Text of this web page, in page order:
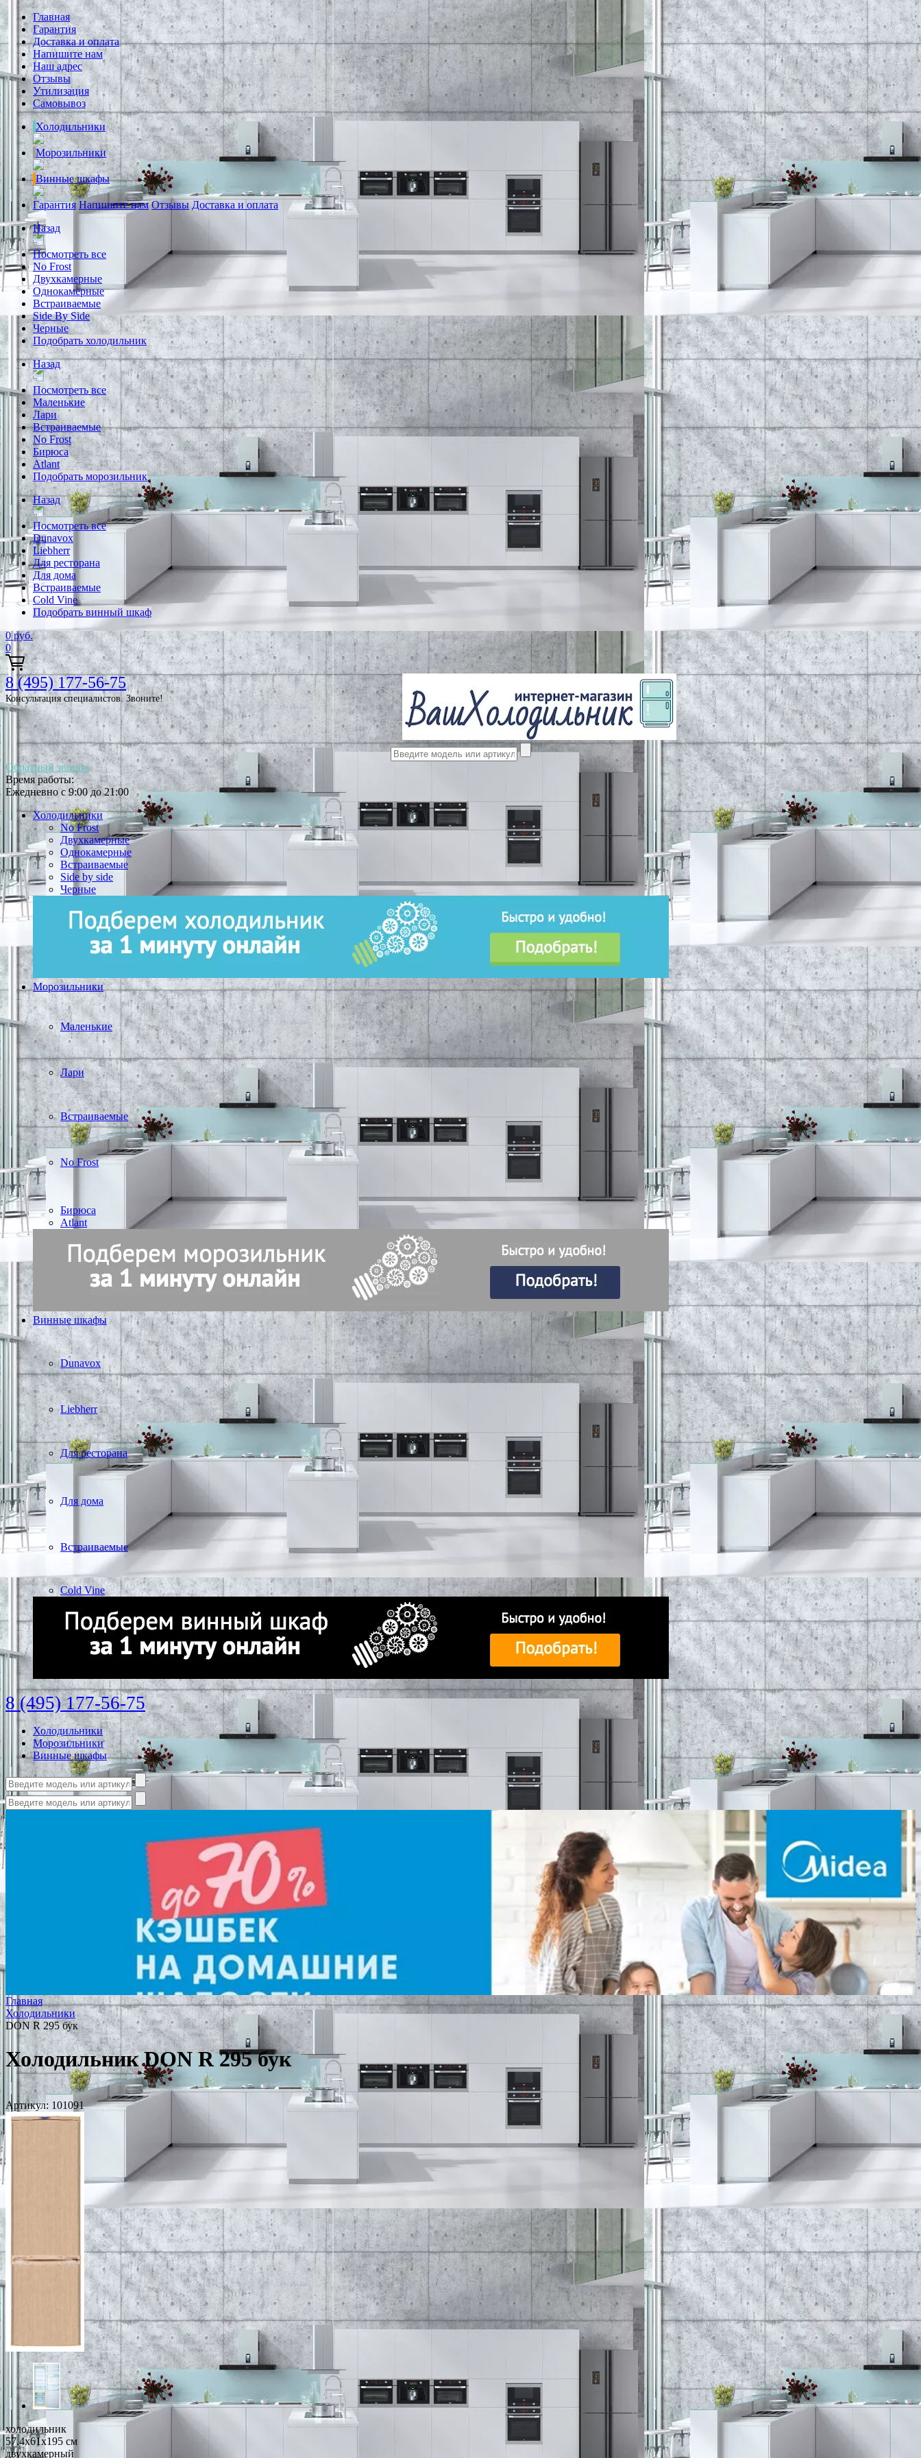
Главная
Гарантия
Доставка и оплата
Напишите нам
Наш адрес
Отзывы
Утилизация
Самовывоз
Холодильники
Морозильники
Винные шкафы
Гарантия Напишите нам Отзывы Доставка и оплата
Назад
Посмотреть все
No Frost
Двухкамерные
Однокамерные
Встраиваемые
Side By Side
Черные
Подобрать холодильник
Назад
Посмотреть все
Маленькие
Лари
Встраиваемые
No Frost
Бирюса
Atlant
Подобрать морозильник
Назад
Посмотреть все
Dunavox
Liebherr
Для ресторана
Для дома
Встраиваемые
Cold Vine
Подобрать винный шкаф
0 руб.
0
8 (495) 177-56-75
Консультация специалистов. Звоните!
Обратный звонок
Время работы:
Ежедневно с 9:00 до 21:00
Холодильники
No Frost
Двухкамерные
Однокамерные
Встраиваемые
Side by side
Черные
Морозильники
Маленькие
Лари
Встраиваемые
No Frost
Бирюса
Atlant
Винные шкафы
Dunavox
Liebherr
Для ресторана
Для дома
Встраиваемые
Cold Vine
8 (495) 177-56-75
Холодильники
Морозильники
Винные шкафы
Главная
Холодильники
DON R 295 бук
Холодильник DON R 295 бук
Артикул: 101091
холодильник
57.4x61x195 см
двухкамерный